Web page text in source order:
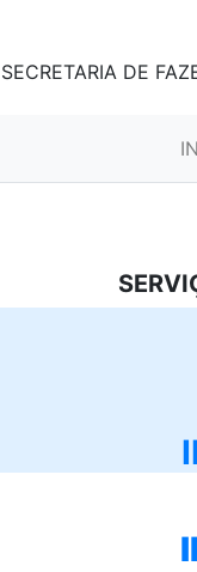
SECRETARIA DE